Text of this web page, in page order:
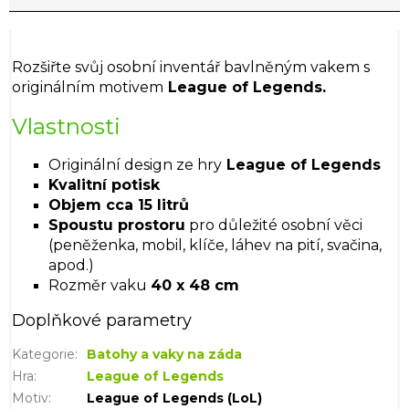
Rozšiřte svůj osobní inventář bavlněným vakem s
originálním motivem League of Legends.
Vlastnosti
Originální design ze hry League of Legends
Kvalitní potisk
Objem cca 15 litrů
Spoustu prostoru pro důležité osobní věci
(peněženka, mobil, klíče, láhev na pití, svačina,
apod.)
Rozměr vaku 40 x 48 cm
Doplňkové parametry
Kategorie:
Batohy a vaky na záda
Hra:
League of Legends
Motiv:
League of Legends (LoL)